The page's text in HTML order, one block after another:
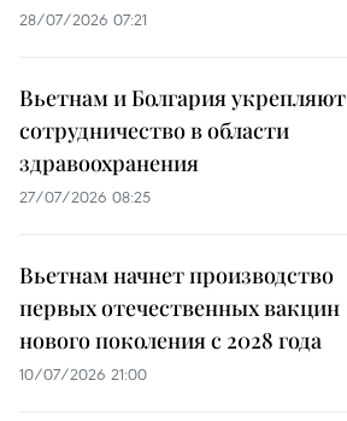
28/07/2026 07:21
Вьетнам и Болгария укрепляют
сотрудничество в области
здравоохранения
27/07/2026 08:25
Вьетнам начнет производство
первых отечественных вакцин
нового поколения с 2028 года
10/07/2026 21:00